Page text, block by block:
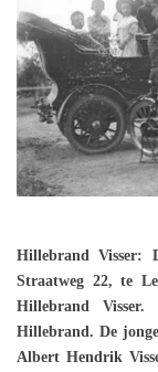
Hillebrand Visser:
Straatweg 22, te
Hillebrand
Hillebrand. De
Albert Hendrik